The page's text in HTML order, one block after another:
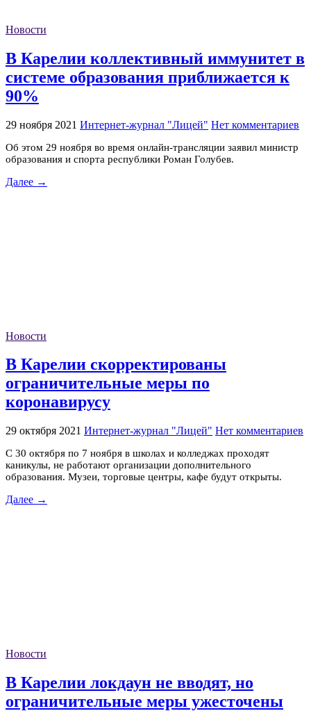
Новости
В Карелии коллективный иммунитет в
системе образования приближается к
90%
29 ноября 2021 Интернет-журнал "Лицей" Нет комментариев
Об этом 29 ноября во время онлайн-трансляции заявил министр
образования и спорта республики Роман Голубев.
Далее →
Новости
В Карелии скорректированы
ограничительные меры по
коронавирусу
29 октября 2021 Интернет-журнал "Лицей" Нет комментариев
C 30 октября по 7 ноября в школах и колледжах проходят
каникулы, не работают организации дополнительного
образования. Музеи, торговые центры, кафе будут открыты.
Далее →
Новости
В Карелии локдаун не вводят, но
ограничительные меры ужесточены